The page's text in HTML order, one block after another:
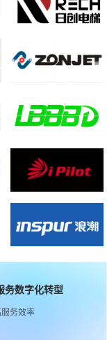
务数字化转型
务效率